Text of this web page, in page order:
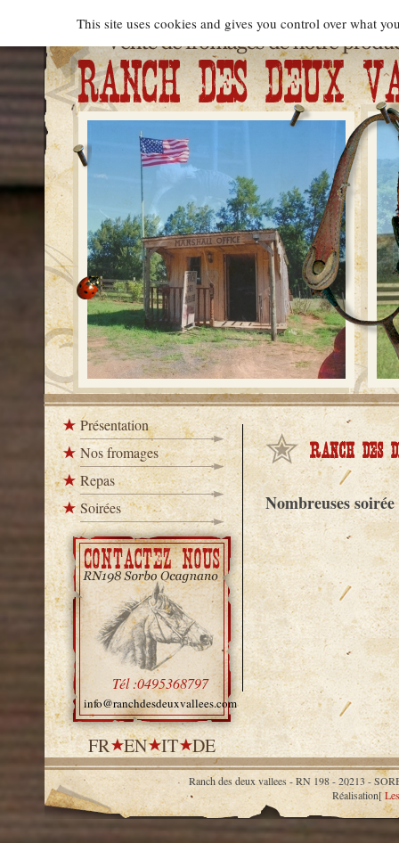
This site uses cookies and gives you control over what
Présentation
Nos fromages
Repas
Soirées
Tél :0495368797
info@ranchdesdeuxvallees.com
FR EN IT DE
Ranch des
Nombreuses
Ranch des deux vallees - RN 198 - 20213 -
Réalisation[